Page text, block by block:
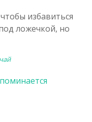
избавиться
ложечкой, но